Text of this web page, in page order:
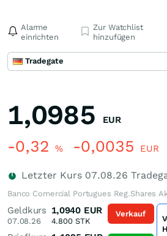
Alarme
einrichten
Zur Watchlist
hinzufügen
Tradegate
1,0985 EUR
-0,32 % -0,0035 EUR
Letzter Kurs 07.08.26
Banco Comercial Portugues Reg.Shares
Geldkurs
07.08.26
1,0940 EUR
4.800STK
Verkauf